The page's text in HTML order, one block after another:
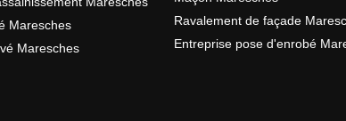
Maresches
Maresches
Ravalement de façade
Entreprise pose d'enrobé